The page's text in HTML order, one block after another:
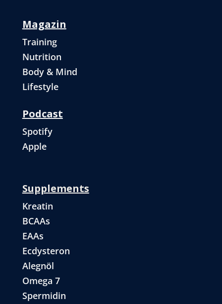
Magazin
Training
Nutrition
Body & Mind
Lifestyle
Podcast
Spotify
Apple
Supplements
Kreatin
BCAAs
EAAs
Ecdysteron
Alegnöl
Omega 7
Spermidin